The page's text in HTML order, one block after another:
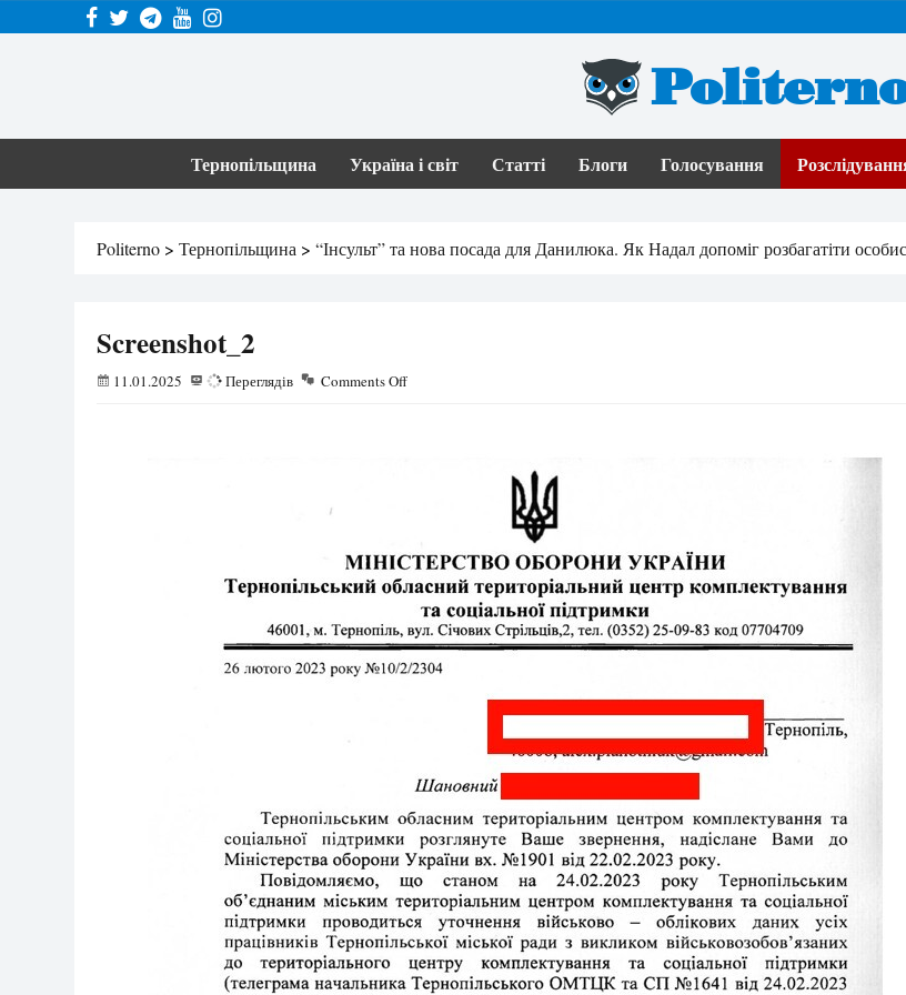
Тернопільщина Україна і світ Статті Блоги Голосування
Politerno > Тернопільщина > “Інсульт” та нова посада для Данилюка. Як Надал допоміг розбагатіти
Screenshot_2
11.01.2025 69Переглядів Comments Off